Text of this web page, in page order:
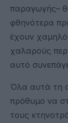
παραγωγής–
φθηνότερα
έχουν
χαλαρούς
αυτό
Όλα αυτά τη
πρόθυμο να
τους